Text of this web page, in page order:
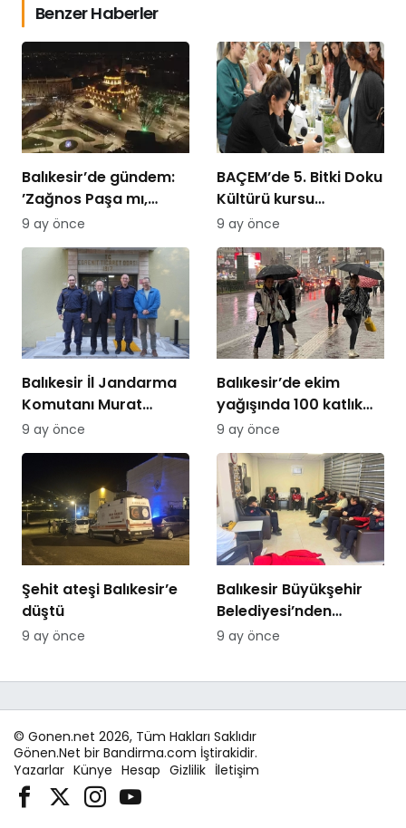
Benzer Haberler
Balıkesir’de gündem:
’Zağnos Paşa mı,
İsmet Paşa mı
9 ay önce
BAÇEM’de 5. Bitki Doku
Kültürü kursu
tamamlandı
9 ay önce
Balıkesir İl Jandarma
Komutanı Murat
Özer’den Edremit
Ticaret Odasına
9 ay önce
Balıkesir’de ekim
yağışında 100 katlık
artış
9 ay önce
Şehit ateşi Balıkesir’e
düştü
9 ay önce
Balıkesir Büyükşehir
Belediyesi’nden
itfaiyecilere psikolojik
9 ay önce
© Gonen.net 2026, Tüm Hakları Saklıdır
Gönen.Net bir Bandirma.com İştirakidir.
Yazarlar Künye Hesap Gizlilik İletişim